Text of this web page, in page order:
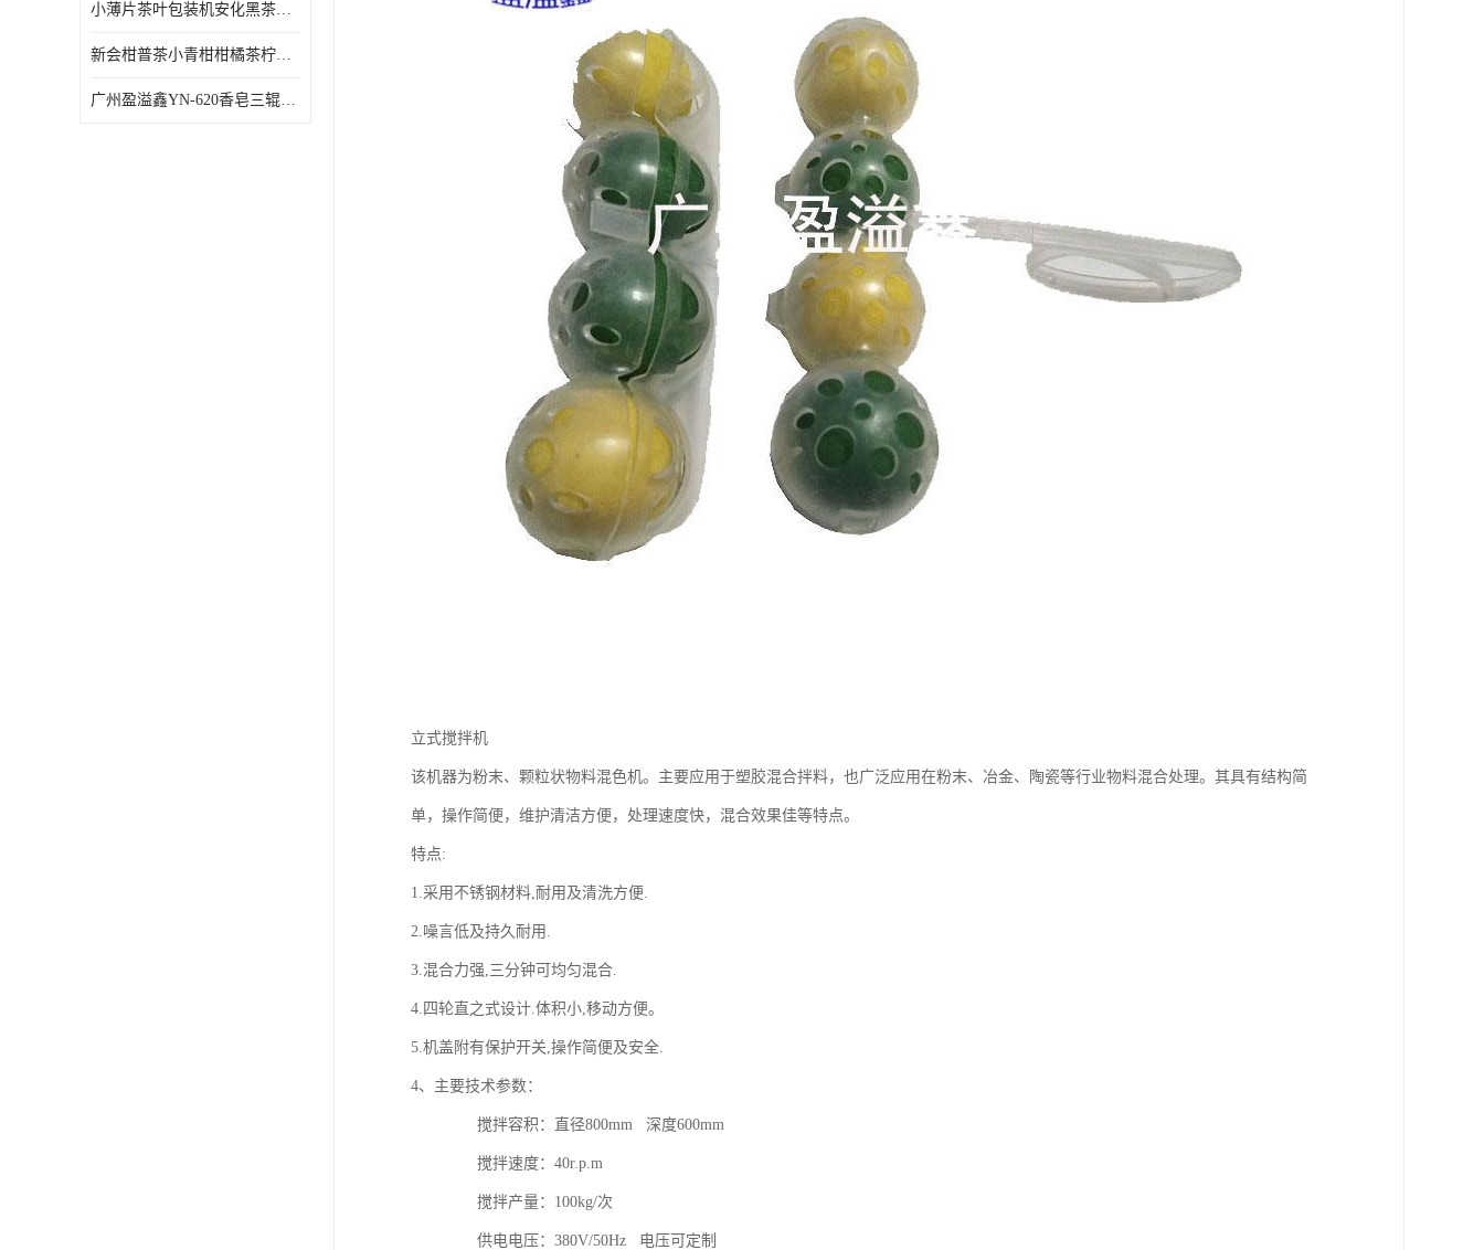
小薄片茶叶包装机安化黑茶小茶饼云南普洱茶生茶自动包装机
新会柑普茶小青柑柑橘茶柠檬茶小金柑自动包装机
广州盈溢鑫YN-620香皂三辊研磨机
立式搅拌机
该机器为粉末、颗粒状物料混色机。主要应用于塑胶混合拌料，也广泛应用在粉末、冶金、陶瓷等行业物料混合处理。其具有结构简
单，操作简便，维护清洁方便，处理速度快，混合效果佳等特点。
特点:
1.采用不锈钢材料,耐用及清洗方便.
2.噪言低及持久耐用.
3.混合力强,三分钟可均匀混合.
4.四轮直之式设计.体积小,移动方便。
5.机盖附有保护开关,操作简便及安全.
4、主要技术参数：
搅拌容积：直径800mm 深度600mm
搅拌速度：40r.p.m
搅拌产量：100kg/次
供电电压：380V/50Hz 电压可定制